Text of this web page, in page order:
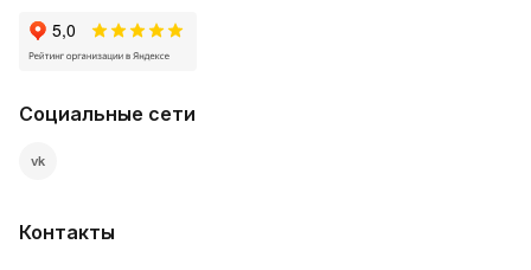
Социальные сети
vk
Контакты